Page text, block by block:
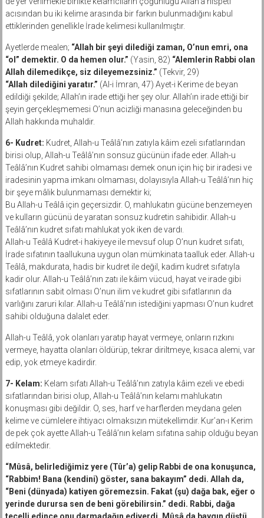
acısından bu iki kelime arasında bir farkın bulunmadığını kabul
ettiklerinden genellikle İrade kelimesi kullanılmıştır.
Ayetlerde mealen; “Allah bir şeyi dilediği zaman, O’nun emri, ona
“ol” demektir. O da hemen olur.” (Yasin, 82) “Alemlerin Rabbi olan
Allah dilemedikçe, siz dileyemezsiniz.” (Tekvir, 29)
“Allah dilediğini yaratır.” (Al-i İmran, 47) Ayet-i Kerime de beyan
edildiği şekilde; Allah’ın irade ettiği her şey olur. Allah’ın irade ettiği bir
şeyin gerçekleşmemesi O’nun acizliği manasına geleceğinden bu
Allah hakkında muhaldir.
6- Kudret: Kudret, Allah-u Teâlâ’nın zatıyla kâim ezeli sıfatlarından
birisi olup, Allah-u Teâlâ’nın sonsuz gücünün ifade eder. Allah-u
Teâlâ’nın Kudret sahibi olmaması demek onun için hiç bir iradesi ve
iradesinin yapma imkanı olmaması, dolayısıyla Allah-u Teâlâ’nın hiç
bir şeye mâlik bulunmaması demektir ki;
Bu Allah-u Teâlâ için geçersizdir. O, mahlukatın gücüne benzemeyen
ve kulların gücünü de yaratan sonsuz kudretin sahibidir. Allah-u
Teâlâ’nın kudret sıfatı mahlukat yok iken de vardı.
Allah-u Teâlâ Kudret-i hakiyeye ile mevsuf olup O’nun kudret sıfatı,
İrade sıfatının taallukuna uygun olan mümkinata taalluk eder. Allah-u
Teâlâ, makdurata, hadis bir kudret ile değil, kadim kudret sıfatıyla
kadir olur. Allah-u Teâlâ’nın zatı ile kâim vücud, hayat ve irade gibi
sıfatlarının sabit olması O’nun ilim ve kudret gibi sıfatlarının da
varlığını zaruri kılar. Allah-u Teâlâ’nın istediğini yapması O’nun kudret
sahibi olduğuna dalalet eder.
Allah-u Teâlâ, yok olanları yaratıp hayat vermeye, onların rızkını
vermeye, hayatta olanları öldürüp, tekrar diriltmeye, kısaca alemi, var
edip, yok etmeye kadirdir.
7- Kelam: Kelam sıfatı Allah-u Teâlâ’nın zatıyla kâim ezeli ve ebedi
sıfatlarından birisi olup, Allah-u Teâlâ’nın kelamı mahlukatın
konuşması gibi değildir. O, ses, harf ve harflerden meydana gelen
kelime ve cümlelere ihtiyacı olmaksızın mütekellimdir. Kur’an-ı Kerim
de pek çok ayette Allah-u Teâlâ’nın kelam sıfatına sahip olduğu beyan
edilmektedir.
“Mûsâ, belirlediğimiz yere (Tûr’a) gelip Rabbi de ona konuşunca,
“Rabbim! Bana (kendini) göster, sana bakayım” dedi. Allah da,
“Beni (dünyada) katiyen göremezsin. Fakat (şu) dağa bak, eğer o
yerinde durursa sen de beni görebilirsin.” dedi. Rabbi, dağa